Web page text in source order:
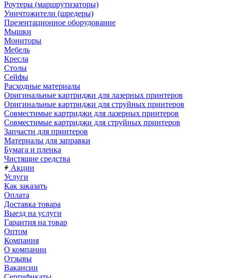
Роутеры (маршрутизаторы)
Уничтожители (шредеры)
Презентационное оборудование
Мышки
Мониторы
Мебель
Кресла
Столы
Сейфы
Расходные материалы
Оригинальные картриджи для лазерных принтеров
Оригинальные картриджи для струйных принтеров
Совместимые картриджи для лазерных принтеров
Совместимые картриджи для струйных принтеров
Запчасти для принтеров
Материалы для заправки
Бумага и пленка
Чистящие средства
Акции
Услуги
Как заказать
Оплата
Доставка товара
Выезд на услуги
Гарантия на товар
Оптом
Компания
О компании
Отзывы
Вакансии